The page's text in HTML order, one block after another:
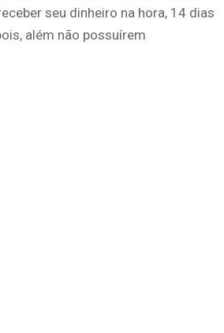
seu dinheiro na hora, 14 dias
além não possuírem